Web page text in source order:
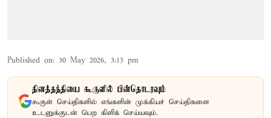
Published on: 30 May 2026, 3:13 pm
தினத்தந்தியை கூகுளில் பின்தொடரவும்
கூகுள் செய்திகளில் எங்களின் முக்கியச் செய்திகளை
உடனுக்குடன் பெற கிளிக் செய்யவும்.